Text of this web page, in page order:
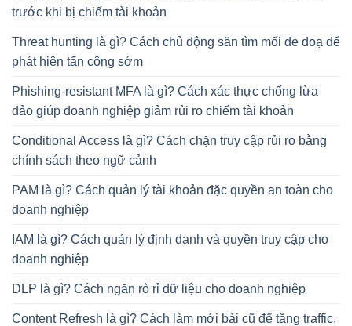
trước khi bị chiếm tài khoản
Threat hunting là gì? Cách chủ động săn tìm mối đe doạ để
phát hiện tấn công sớm
Phishing-resistant MFA là gì? Cách xác thực chống lừa
đảo giúp doanh nghiệp giảm rủi ro chiếm tài khoản
Conditional Access là gì? Cách chặn truy cập rủi ro bằng
chính sách theo ngữ cảnh
PAM là gì? Cách quản lý tài khoản đặc quyền an toàn cho
doanh nghiệp
IAM là gì? Cách quản lý định danh và quyền truy cập cho
doanh nghiệp
DLP là gì? Cách ngăn rò rỉ dữ liệu cho doanh nghiệp
Content Refresh là gì? Cách làm mới bài cũ để tăng traffic,